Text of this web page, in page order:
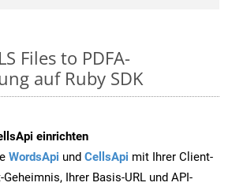
Files to PDFA-
auf Ruby SDK
einrichten
WordsApi und CellsApi mit Ihrer Client-
Geheimnis, Ihrer Basis-URL und API-